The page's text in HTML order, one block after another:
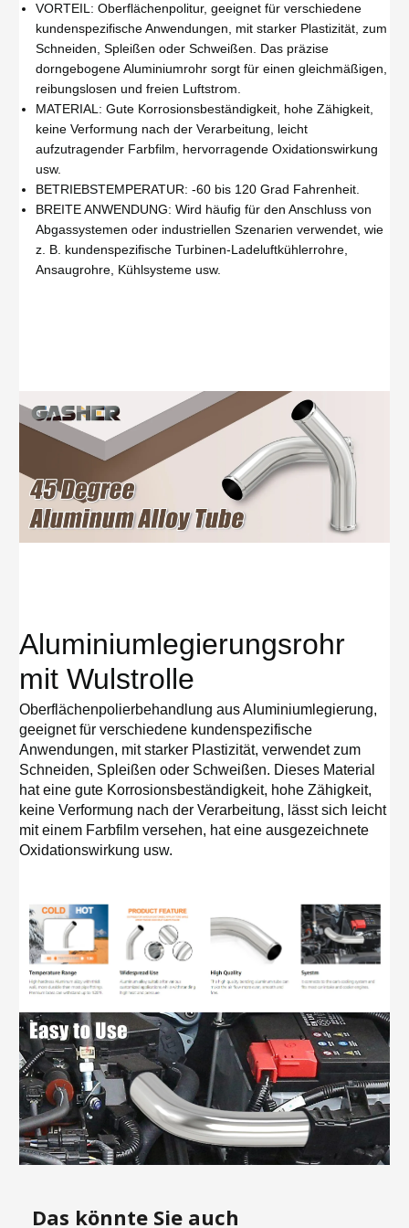
VORTEIL: Oberflächenpolitur, geeignet für verschiedene
kundenspezifische Anwendungen, mit starker Plastizität, zum
Schneiden, Spleißen oder Schweißen. Das präzise
dorngebogene Aluminiumrohr sorgt für einen gleichmäßigen,
reibungslosen und freien Luftstrom.
MATERIAL: Gute Korrosionsbeständigkeit, hohe Zähigkeit,
keine Verformung nach der Verarbeitung, leicht
aufzutragender Farbfilm, hervorragende Oxidationswirkung
usw.
BETRIEBSTEMPERATUR: -60 bis 120 Grad Fahrenheit.
BREITE ANWENDUNG: Wird häufig für den Anschluss von
Abgassystemen oder industriellen Szenarien verwendet, wie
z. B. kundenspezifische Turbinen-Ladeluftkühlerrohre,
Ansaugrohre, Kühlsysteme usw.
Aluminiumlegierungsrohr
mit Wulstrolle
Oberflächenpolierbehandlung aus Aluminiumlegierung,
geeignet für verschiedene kundenspezifische
Anwendungen, mit starker Plastizität, verwendet zum
Schneiden, Spleißen oder Schweißen. Dieses Material
hat eine gute Korrosionsbeständigkeit, hohe Zähigkeit,
keine Verformung nach der Verarbeitung, lässt sich leicht
mit einem Farbfilm versehen, hat eine ausgezeichnete
Oxidationswirkung usw.
Das könnte Sie auch